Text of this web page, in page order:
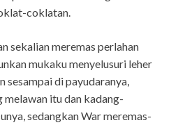
coklatan.
sekalian meremas perlahan
mukaku menyelusuri leher
sesampai di payudaranya,
itu dan kadang-
sedangkan War meremas-